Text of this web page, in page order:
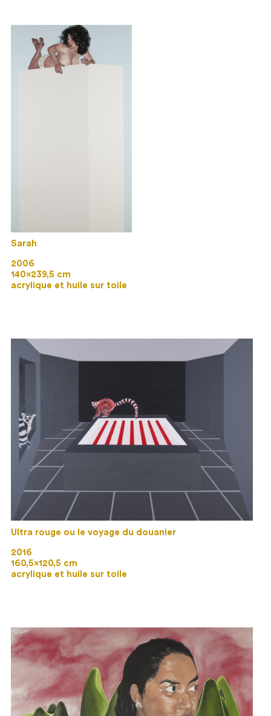
Sarah
2006
140×239,5 cm
acrylique et huile sur toile
Ultra rouge ou le voyage du douanier
2016
160,5×120,5 cm
acrylique et huile sur toile